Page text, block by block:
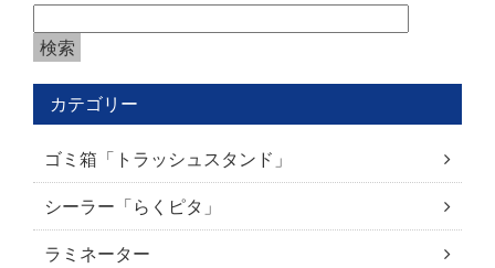
カテゴリー
ゴミ箱「トラッシュスタンド」
シーラー「らくピタ」
ラミネーター